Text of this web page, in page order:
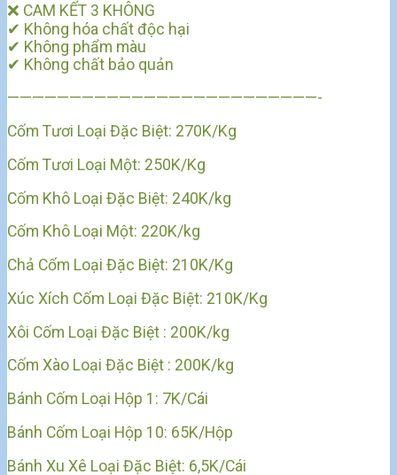
❌ CAM KẾT 3 KHÔNG
✔ Không hóa chất độc hại
✔ Không phẩm màu
✔ Không chất bảo quản
—————————————————————————-
Cốm Tươi Loại Đặc Biệt: 270K/Kg
Cốm Tươi Loại Một: 250K/Kg
Cốm Khô Loại Đặc Biệt: 240K/kg
Cốm Khô Loại Một: 220K/kg
Chả Cốm Loại Đặc Biệt: 210K/Kg
Xúc Xích Cốm Loại Đặc Biệt: 210K/Kg
Xôi Cốm Loại Đặc Biệt : 200K/kg
Cốm Xào Loại Đặc Biệt : 200K/kg
Bánh Cốm Loại Hộp 1: 7K/Cái
Bánh Cốm Loại Hộp 10: 65K/Hộp
Bánh Xu Xê Loại Đặc Biệt: 6,5K/Cái